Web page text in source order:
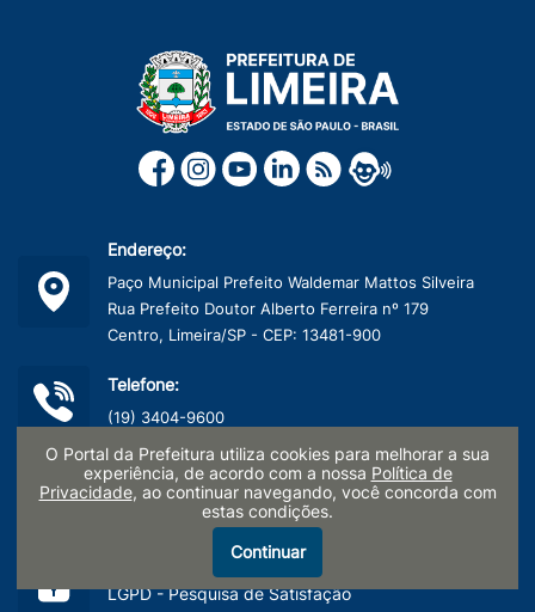
Endereço:
Paço Municipal Prefeito Waldemar Mattos Silveira
Rua Prefeito Doutor Alberto Ferreira nº 179
Centro, Limeira/SP - CEP: 13481-900
Telefone:
(19) 3404-9600
CNPJ:
45.132.495/0001-40
LGPD - Pesquisa de Satisfação
O Portal da Prefeitura utiliza cookies para melhorar a sua
experiência, de acordo com a nossa Política de
Privacidade, ao continuar navegando, você concorda com
estas condições.
Continuar